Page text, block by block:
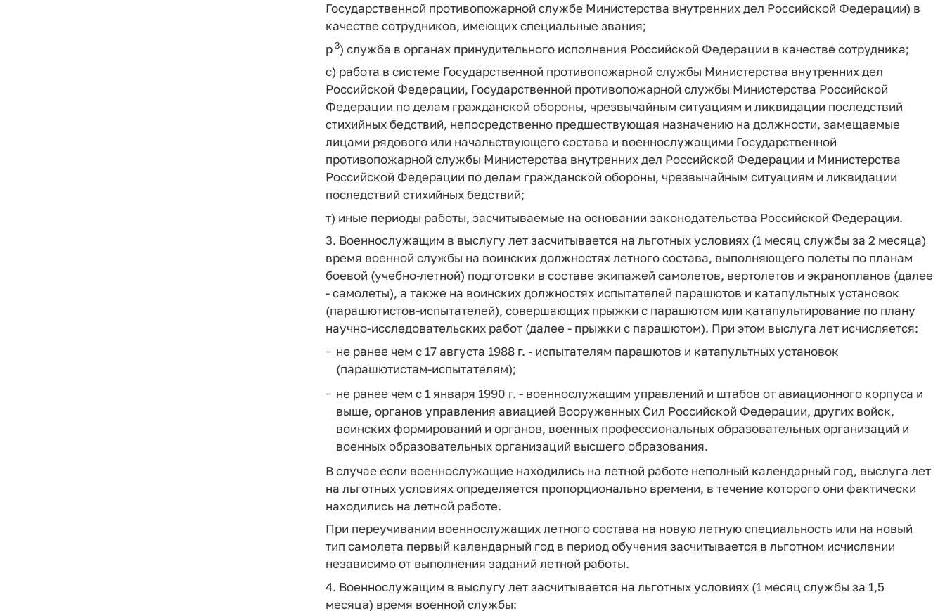
Государственной противопожарной службе Министерства внутренних дел Российской Федерации) в
качестве сотрудников, имеющих специальные звания;
р 3) служба в органах принудительного исполнения Российской Федерации в качестве сотрудника;
с) работа в системе Государственной противопожарной службы Министерства внутренних дел
Российской Федерации, Государственной противопожарной службы Министерства Российской
Федерации по делам гражданской обороны, чрезвычайным ситуациям и ликвидации последствий
стихийных бедствий, непосредственно предшествующая назначению на должности, замещаемые
лицами рядового или начальствующего состава и военнослужащими Государственной
противопожарной службы Министерства внутренних дел Российской Федерации и Министерства
Российской Федерации по делам гражданской обороны, чрезвычайным ситуациям и ликвидации
последствий стихийных бедствий;
т) иные периоды работы, засчитываемые на основании законодательства Российской Федерации.
3. Военнослужащим в выслугу лет засчитывается на льготных условиях (1 месяц службы за 2 месяца)
время военной службы на воинских должностях летного состава, выполняющего полеты по планам
боевой (учебно-летной) подготовки в составе экипажей самолетов, вертолетов и экранопланов (далее
- самолеты), а также на воинских должностях испытателей парашютов и катапультных установок
(парашютистов-испытателей), совершающих прыжки с парашютом или катапультирование по плану
научно-исследовательских работ (далее - прыжки с парашютом). При этом выслуга лет исчисляется:
не ранее чем с 17 августа 1988 г. - испытателям парашютов и катапультных установок
(парашютистам-испытателям);
не ранее чем с 1 января 1990 г. - военнослужащим управлений и штабов от авиационного корпуса и
выше, органов управления авиацией Вооруженных Сил Российской Федерации, других войск,
воинских формирований и органов, военных профессиональных образовательных организаций и
военных образовательных организаций высшего образования.
В случае если военнослужащие находились на летной работе неполный календарный год, выслуга лет
на льготных условиях определяется пропорционально времени, в течение которого они фактически
находились на летной работе.
При переучивании военнослужащих летного состава на новую летную специальность или на новый
тип самолета первый календарный год в период обучения засчитывается в льготном исчислении
независимо от выполнения заданий летной работы.
4. Военнослужащим в выслугу лет засчитывается на льготных условиях (1 месяц службы за 1,5
месяца) время военной службы: